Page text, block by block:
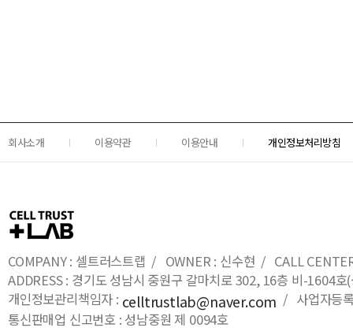
회사소개 이용약관 이용안내 개인정보처리방침
COMPANY : 셀트러스트랩 / OWNER : 신수현 / CALL
ADDRESS : 경기도 성남시 중원구 갈마치로 302, 16층 비-1604
개인정보관리책임자 : celltrustlab@naver.com / 사업자등
통신판매업 신고번호 : 성남중원 제 0094호